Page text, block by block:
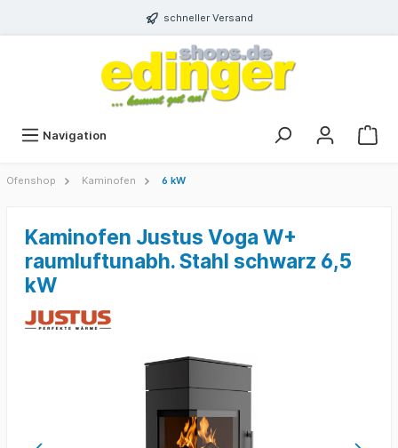
schneller Versand
Navigation
Ofenshop Kaminofen 6 kW
Kaminofen Justus Voga W+
raumluftunabh. Stahl schwarz 6,5
kW